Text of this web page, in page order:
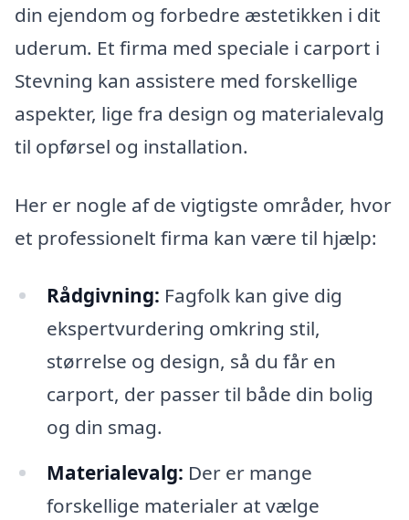
din ejendom og forbedre æstetikken i dit
uderum. Et firma med speciale i carport i
Stevning kan assistere med forskellige
aspekter, lige fra design og materialevalg
til opførsel og installation.
Her er nogle af de vigtigste områder, hvor
et professionelt firma kan være til hjælp:
Rådgivning: Fagfolk kan give dig
ekspertvurdering omkring stil,
størrelse og design, så du får en
carport, der passer til både din bolig
og din smag.
Materialevalg: Der er mange
forskellige materialer at vælge